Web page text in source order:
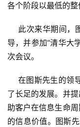
各个阶段以最低的整
此次来华期间，
导，并参加“清华大
次会议。
在图斯先生的领
了长足的发展。并
助客户在信息生命
的信息价值。图斯